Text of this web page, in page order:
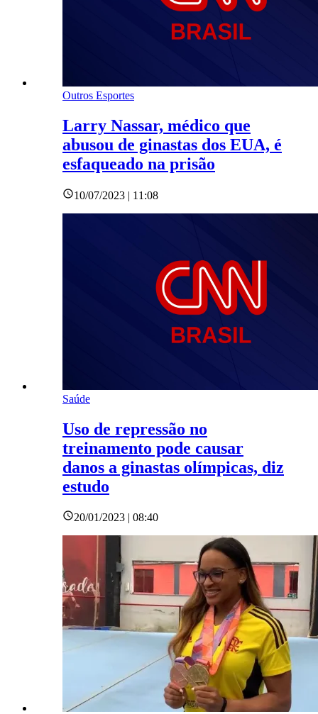
Outros Esportes
Larry Nassar, médico que
abusou de ginastas dos EUA, é
esfaqueado na prisão
10/07/2023 | 11:08
Saúde
Uso de repressão no
treinamento pode causar
danos a ginastas olímpicas, diz
estudo
20/01/2023 | 08:40